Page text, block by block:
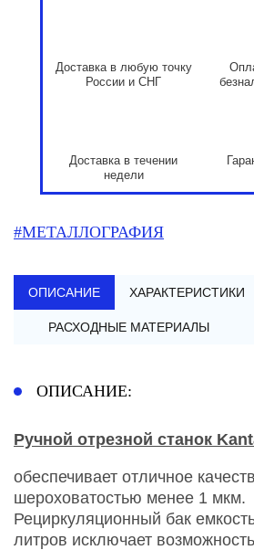
Доставка в любую точку
России и СНГ
Доставка в течении
недели
#МЕТАЛЛОГРАФИЯ
ОПИСАНИЕ ХАРАКТЕРИСТИКИ
РАСХОДНЫЕ МАТЕРИАЛЫ
ОПИСАНИЕ:
Ручной отрезной станок
обеспечивает отличное
шероховатостью менее 1 мкм.
Рециркуляционный бак
литров исключает